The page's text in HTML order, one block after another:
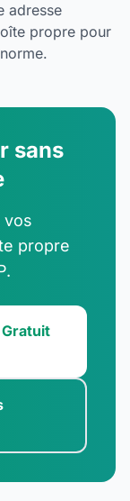
adresse
propre pour
sans
vos
propre